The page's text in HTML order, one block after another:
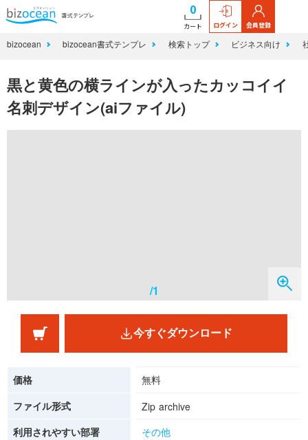
0
カート ログイン 会員登録
bizocean bizocean書式テンプレ 検索トップ ビジネス向け
黒と黄色の横ラインが入ったカッコイイ
名刺デザイン(aiファイル)
/1
今すぐダウンロード
価格
無料
ファイル形式
Zip archive
利用されやすい部署
その他